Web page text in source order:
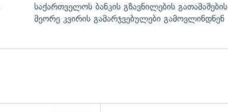
საქართველოს ბანკის გზავნილების გათამაშების
მეორე კვირის გამარჯვებულები გამოვლინდნენ